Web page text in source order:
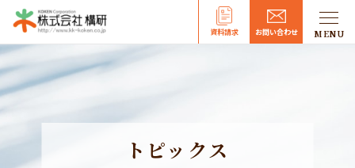
MENU
MENU
資料請求 お問い合わせ
トピックス